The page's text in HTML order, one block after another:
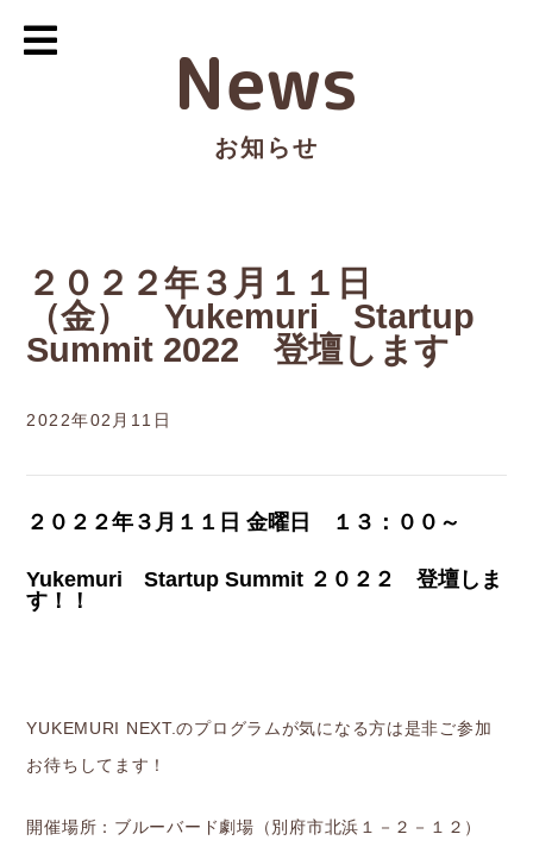
News
お知らせ
２０２２年３月１１日
（金） Yukemuri Startup
Summit 2022 登壇します
2022年02月11日
２０２２年３月１１日 金曜日 １３：００～
Yukemuri Startup Summit ２０２２ 登壇しま
す！！
YUKEMURI NEXT.のプログラムが気になる方は是非ご参加
お待ちしてます！
開催場所：ブルーバード劇場（別府市北浜１－２－１２）